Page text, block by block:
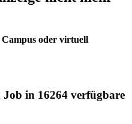
oder virtuell
Job in 16264 verfügbare